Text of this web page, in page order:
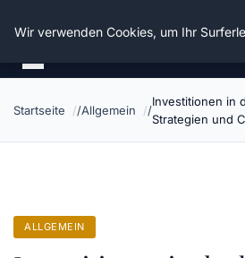
Die Schnitter
Startseite Allgemein
Investitionen in
Strategien und
ALLGEMEIN
Wir verwenden Cookies, um Ihr